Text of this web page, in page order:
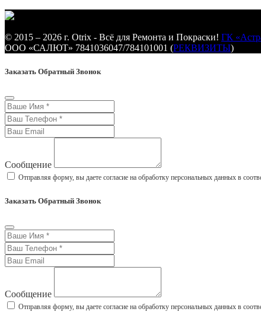
© 2015 – 2026 г. Otrix - Всё для Ремонта и Покраски! ГК
ООО «САЛЮТ» 7841036047/784101001 (РЕКВИЗИТЫ)
Заказать Обратный Звонок
Сообщение
Отправляя форму, вы даете согласие на обработку персональных данных в
Заказать Обратный Звонок
Сообщение
Отправляя форму, вы даете согласие на обработку персональных данных в